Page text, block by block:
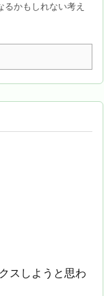
かもしれない考え
スしようと思わ